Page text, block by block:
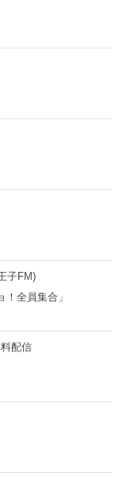
子FM)
！全員集合」
配信